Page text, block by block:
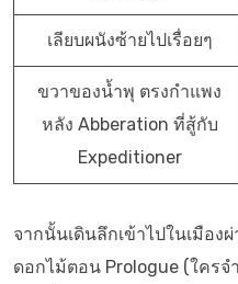
เลียบผนังซ้ายไปเรื่อยๆ
ขวาของน้ำพุ ตรงกำแพง
หลัง Abberation ที่สู้กับ
Expeditioner
จากนั้นเดินลึกเข้าไปในเมือง
ดอกไม้ตอน Prologue (ใคร